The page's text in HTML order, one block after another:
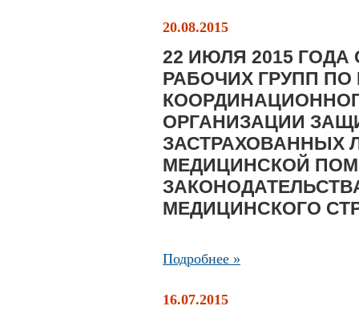
20.08.2015
22 ИЮЛЯ 2015
РАБОЧИХ ГРУПП
ОРГАНИЗАЦИИ
ЗАСТРАХОВАННЫХ
МЕДИЦИНСКОЙ
МЕДИЦИНСКОГО
Подробнее »
16.07.2015